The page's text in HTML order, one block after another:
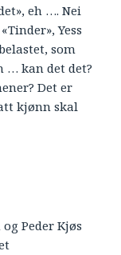
eh …. Nei
Yess
som
… kan det det?
Det er
kjønn skal
Peder Kjøs